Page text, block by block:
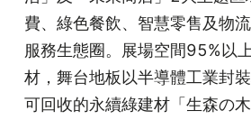
費、綠色餐飲、智慧零售及物
服務生態圈。展場空間95%以
材，舞台地板以半導體工業封
可回收的永續綠建材「生森の